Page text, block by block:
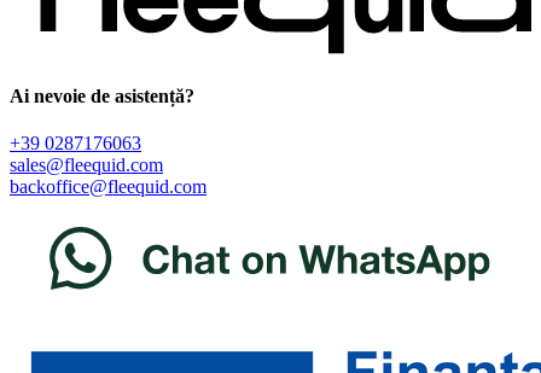
Ai nevoie de asistență?
+39 0287176063
sales@fleequid.com
backoffice@fleequid.com